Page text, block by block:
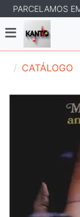
PARCELAMOS
CATÁLOGO